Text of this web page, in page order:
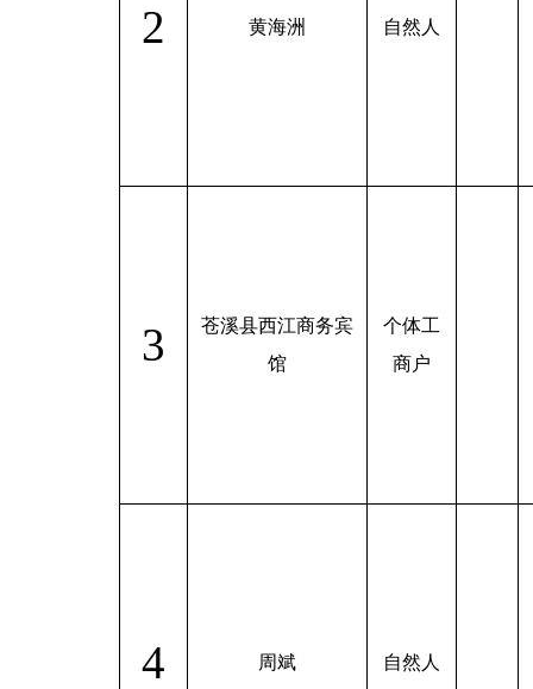
2 黄海洲 自然人
3
苍溪县西江商务宾
馆
个体工
商户
4 周斌 自然人